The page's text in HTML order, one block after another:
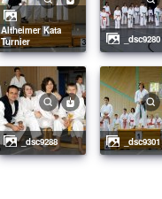
Altheimer Kata
Turnier
_dsc9280
_dsc9288 _dsc9301